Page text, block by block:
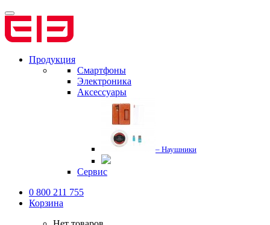
Продукция
Смартфоны
Электроника
Аксессуары
– Наушники
Сервис
0 800 211 755
Корзина